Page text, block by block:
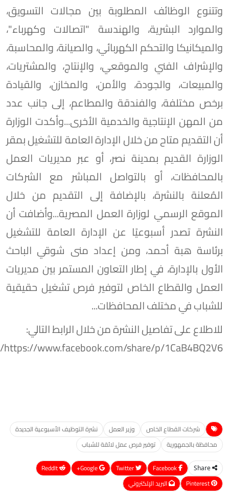
وتتنوع الوظائف المطلوبة بين مجالات التسويق،
والموارد البشرية، والهندسة "اتصالات وكهرباء"،
والميكانيكا والتحكم الكهربائي، والصيانة، والمحاسبة،
والإشراف الفني والموقعي، والإنتاج، والمشتريات،
والمبيعات، والجودة، والأمن، والمخازن، والقيادة
برخص مختلفة، والفندقة والمطاعم، إلى جانب عدد
من المهن الإنتاجية والخدمية الأخرى...وأكدت الوزارة
أن التقديم متاح من خلال الإدارة العامة للتشغيل بمقر
الوزارة القديم بمدينة نصر، أو عبر مديريات العمل
بالمحافظات، أو بالتواصل المباشر مع الشركات
المُعلنة بالنشرة، بالإضافة إلى التقديم من خلال
الموقع الرسمي لوزارة العمل المصرية...وأضافت أن
النشرة تصدر أسبوعيًا عن الإدارة العامة للتشغيل
برئاسة هبة أحمد، ومن إعداد منى شوقي الباحث
الأول بالإدارة، في إطار التعاون المستمر بين مديريات
العمل والقطاع الخاص لتوفير فرص تشغيل حقيقية
للشباب في مختلف المحافظات...
للاطلاع على تفاصيل النشرة من خلال الرابط التالي:
https://www.facebook.com/share/p/1CaB4BQ2V6/
شركات القطاع الخاص وزير العمل
نشرة التوظيف الأسبوعية الجديدة
محافظة بالجمهورية
توفير فرص عمل لائقة للشباب
Share
Google+
ReddIt
Pinterest
البريد الإلكتروني